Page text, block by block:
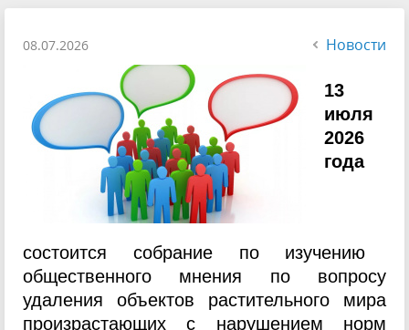
08.07.2026 Новости
13
июля
2026
года
состоится собрание по изучению
общественного мнения по вопросу
удаления объектов растительного мира
произрастающих с нарушением норм